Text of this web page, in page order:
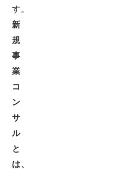
す。
新
規
事
業
コ
ン
サ
ル
と
は、